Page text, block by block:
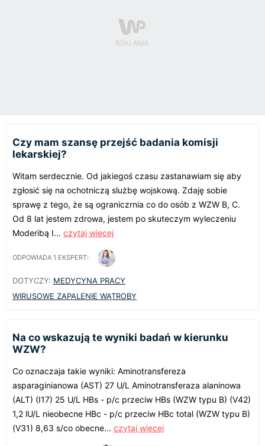
Czy mam szansę przejść badania komisji
lekarskiej?
Witam serdecznie. Od jakiegoś czasu zastanawiam się aby
zgłosić się na ochotniczą slużbę wojskową. Zdaję sobie
sprawę z tego, że są ograniczrnia co do osób z WZW B, C.
Od 8 lat jestem zdrowa, jestem po skuteczym wyleczeniu
Moderibą I... czytaj więcej
ODPOWIADA 1 EKSPERT:
DOTYCZY: MEDYCYNA PRACY
WIRUSOWE ZAPALENIE WĄTROBY
Na co wskazują te wyniki badań w kierunku
WZW?
Co oznaczaja takie wyniki: Aminotransfereza
asparaginianowa (AST) 27 U/L Aminotransferaza alaninowa
(ALT) (I17) 25 U/L HBs - p/c przeciw HBs (WZW typu B) (V42)
1,2 lU/L nieobecne HBc - p/c przeciw HBc total (WZW typu B)
(V31) 8,63 s/co obecne... czytaj więcej